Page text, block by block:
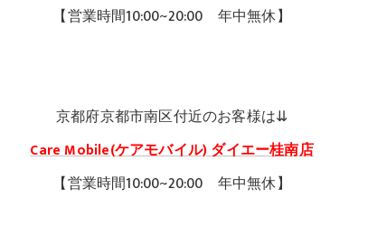
【営業時間10:00~20:00 年中無休】
京都府京都市南区付近のお客様は⇊
Care Mobile(ケアモバイル) ダイエー桂南店
【営業時間10:00~20:00 年中無休】